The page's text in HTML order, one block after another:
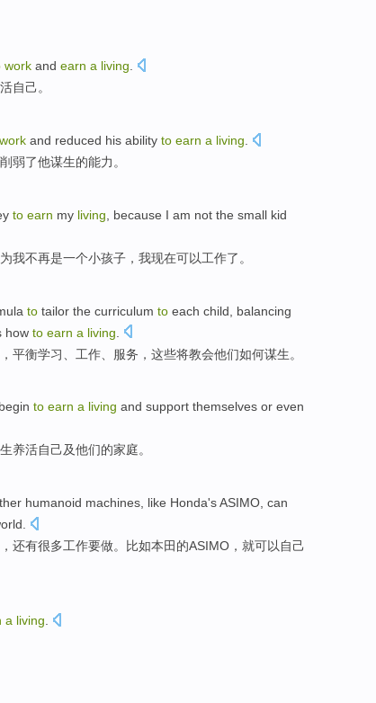
work and earn a living
自己。
work and reduced his ability to earn a living
削弱了他谋生的能力 。
to earn my living because I am not the small kid
我不再是一个小孩子 ，我现在可以工作了。
to tailor the curriculum to each child
balancing
how to earn a living
， 平衡学习 工作 服务 ， 这些将教会他们如何谋生。
begin to earn a living and support themselves or even
养活自己及他们的家庭。
humanoid machines, like Honda'sASIMO can
， 还有很多工作要做。 比如本田 的ASIMO ， 就可以 自己
a living